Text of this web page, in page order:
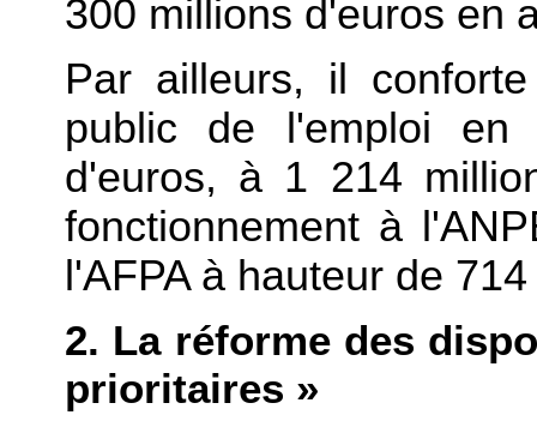
300 millions d'euros en
Par ailleurs, il
public de l'emploi en
d'euros, à 1 214
fonctionnement à
l'AFPA à hauteur de
2. La réforme des
prioritaires »